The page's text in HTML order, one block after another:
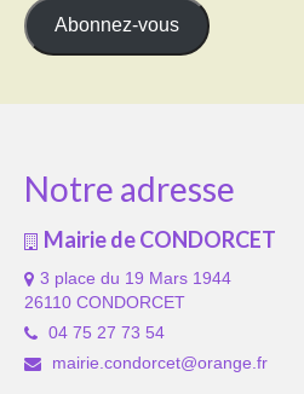
mail
Abonnez-vous
Notre adresse
Mairie de CONDORCET
3 place du 19 Mars 1944
26110 CONDORCET
04 75 27 73 54
mairie.condorcet@orange.fr